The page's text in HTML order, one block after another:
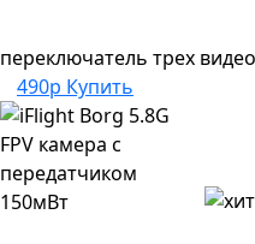
переключатель трех
490р Купить